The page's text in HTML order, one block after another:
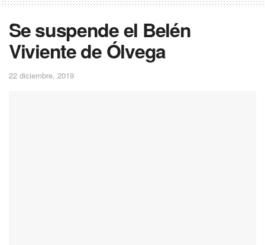
Se suspende el Belén
Viviente de Ólvega
22 diciembre, 2019